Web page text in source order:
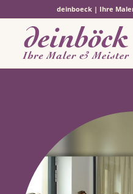
deinboeck | Ihre